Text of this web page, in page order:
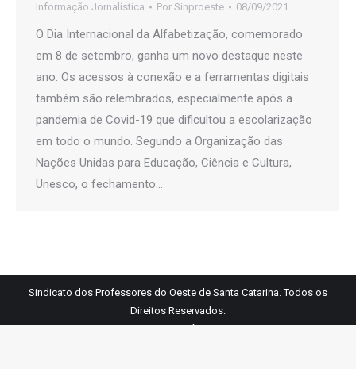
Informação Jornalística Por Sinproeste 08/09/2021
O Dia Internacional da Alfabetização, comemorado
em 8 de setembro, ganha um novo destaque neste
ano. Os acessos à conexão e a ferramentas digitais
também são relembrados, especialmente após a
pandemia de Covid-19 que dificultou a escolarização
em todo o mundo. Segundo a Organização das
Nações Unidas para Educação, Ciência e Cultura,
Unesco, o fechamento…
Sindicato dos Professores do Oeste de Santa Catarina. Todos os
Direitos Reservados.
Links Úteis